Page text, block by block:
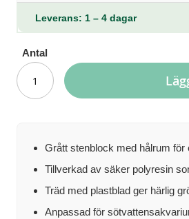
Leverans: 1 – 4 dagar
Antal
Grått stenblock med hålrum
Tillverkad av säker polyresin
Träd med plastblad ger härlig
Anpassad för